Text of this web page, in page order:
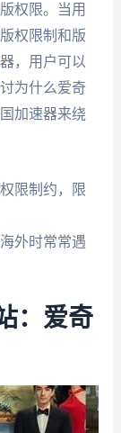
权限。当用
权限制和版
，用户可以
为什么爱奇
加速器来绕
限制约，限
外时常常遇
：爱奇